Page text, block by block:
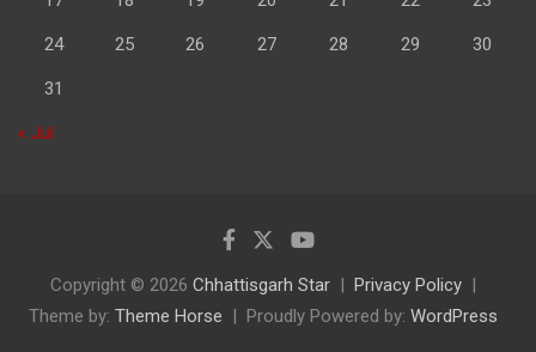
24 25 26 27 28 29 30
31
« Jul
Copyright © 2026 Chhattisgarh Star
Privacy Policy
Theme by: Theme Horse Proudly Powered by: WordPress